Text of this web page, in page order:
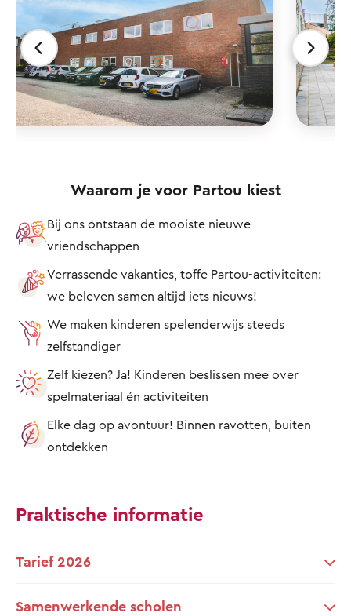
Waarom je voor Partou kiest
Bij ons ontstaan de mooiste nieuwe
vriendschappen
Verrassende vakanties, toffe Partou-activiteiten:
we beleven samen altijd iets nieuws!
We maken kinderen spelenderwijs steeds
zelfstandiger
Zelf kiezen? Ja! Kinderen beslissen mee over
spelmateriaal én activiteiten
Elke dag op avontuur! Binnen ravotten, buiten
ontdekken
Praktische informatie
Tarief 2026
Samenwerkende scholen